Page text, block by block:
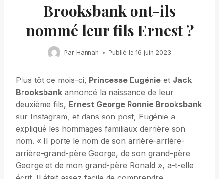
Brooksbank ont-ils
nommé leur fils Ernest ?
Par Hannah Publié le 16 juin 2023
Plus tôt ce mois-ci, Princesse Eugénie et Jack
Brooksbank annoncé la naissance de leur
deuxième fils, Ernest George Ronnie Brooksbank
sur Instagram, et dans son post, Eugénie a
expliqué les hommages familiaux derrière son
nom. « Il porte le nom de son arrière-arrière-
arrière-grand-père George, de son grand-père
George et de mon grand-père Ronald », a-t-elle